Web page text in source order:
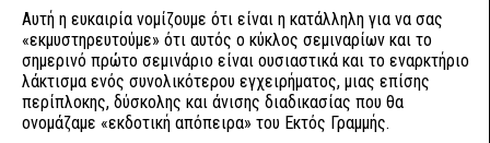
Αυτή η ευκαιρία νομίζουμε ότι είναι η κατάλληλη για να σας
«εκμυστηρευτούμε» ότι αυτός ο κύκλος σεμιναρίων και το
σημερινό πρώτο σεμινάριο είναι ουσιαστικά και το εναρκτήριο
λάκτισμα ενός συνολικότερου εγχειρήματος, μιας επίσης
περίπλοκης, δύσκολης και άνισης διαδικασίας που θα
ονομάζαμε «εκδοτική απόπειρα» του Εκτός Γραμμής.